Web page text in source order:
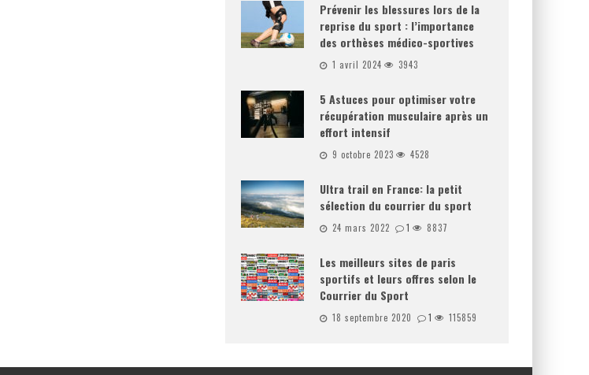
Prévenir les blessures lors de la
reprise du sport : l’importance
des orthèses médico-sportives
1 avril 2024 3943
5 Astuces pour optimiser votre
récupération musculaire après un
effort intensif
9 octobre 2023 4528
Ultra trail en France: la petit
sélection du courrier du sport
24 mars 2022 1 8837
Les meilleurs sites de paris
sportifs et leurs offres selon le
Courrier du Sport
18 septembre 2020 1 115859